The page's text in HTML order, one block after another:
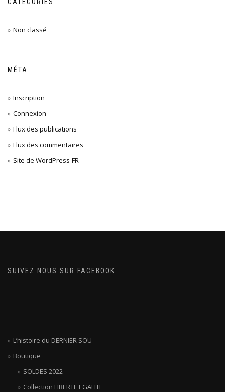
Non classé
MÉTA
Inscription
Connexion
Flux des publications
Flux des commentaires
Site de WordPress-FR
SUIVEZ NOUS SUR FACEBOOK
L’histoire du DERNIER SOU
Boutique
SOLDES 2022
Collection LIBERTE EGALITE